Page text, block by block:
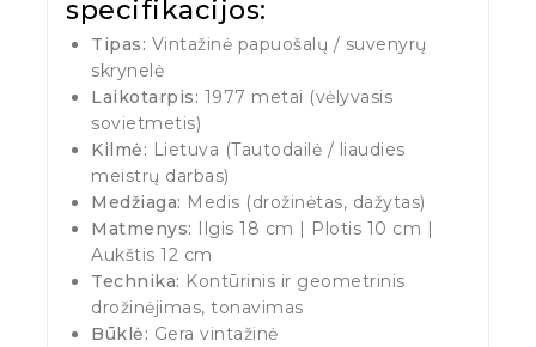
specifikacijos:
Tipas: Vintažinė papuošalų / suvenyrų
skrynelė
Laikotarpis: 1977 metai (vėlyvasis
sovietmetis)
Kilmė: Lietuva (Tautodailė / liaudies
meistrų darbas)
Medžiaga: Medis (drožinėtas, dažytas)
Matmenys: Ilgis 18 cm | Plotis 10 cm |
Aukštis 12 cm
Technika: Kontūrinis ir geometrinis
drožinėjimas, tonavimas
Būklė: Gera vintažinė